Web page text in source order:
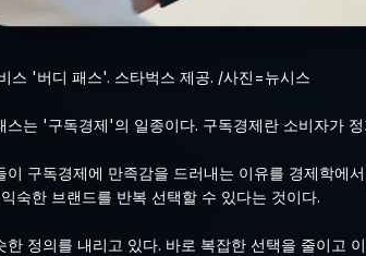
스 '버디 패스'. 스타벅스 제공. /사진=뉴시스
스는 '구독경제'의 일종이다. 구독경제란 소비자가
이 구독경제에 만족감을 드러내는 이유를 경제학
숙한 브랜드를 반복 선택할 수 있다는 것이다.
한 정의를 내리고 있다. 바로 복잡한 선택을 줄이